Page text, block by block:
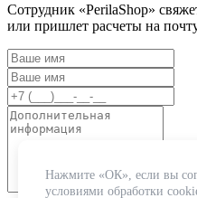
Сотрудник «PerilaShop»
или пришлет расчеты на
Нажмите «ОК», если вы
условиями обработки